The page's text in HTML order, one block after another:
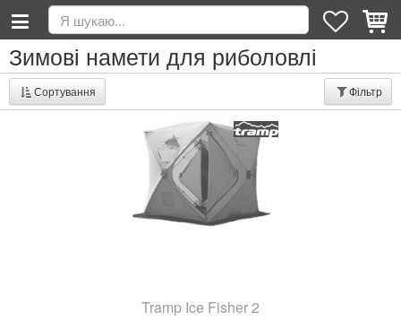
Зимові намети для риболовлі
Сортування Фільтр
Tramp Ice Fisher 2